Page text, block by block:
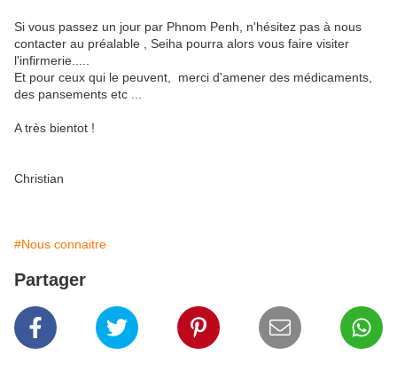
Si vous passez un jour par Phnom Penh, n'hésitez pas à nous
contacter au préalable , Seiha pourra alors vous faire visiter
l'infirmerie.....
Et pour ceux qui le peuvent, merci d'amener des médicaments,
des pansements etc ...
A très bientot !
Christian
#Nous connaitre
Partager